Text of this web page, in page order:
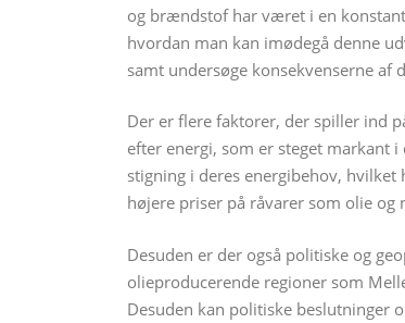
og brændstof har været i en
hvordan man kan imødegå denne
samt undersøge konsekvenserne
Der er flere faktorer, der spiller ind
efter energi, som er steget markant
stigning i deres energibehov,
højere priser på råvarer som olie og
Desuden er der også politiske og
olieproducerende regioner som
Desuden kan politiske beslutninger